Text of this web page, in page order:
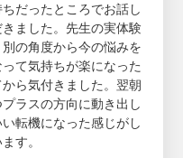
だったところでお話し
ました。先生の実体験
の角度から今の悩みを
て気持ちが楽になった
ら気付きました。翌朝
ラスの方向に動き出し
転機になった感じがし
す。